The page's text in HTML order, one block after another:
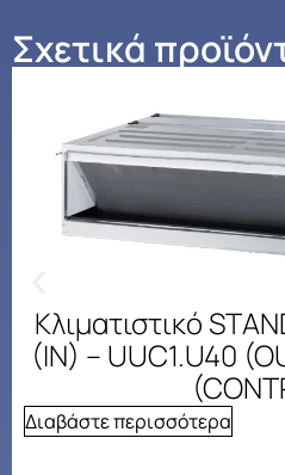
Σχετικά
Κλιματιστικό
(IN) – UUC1.U40
Διαβάστε περισσότερα